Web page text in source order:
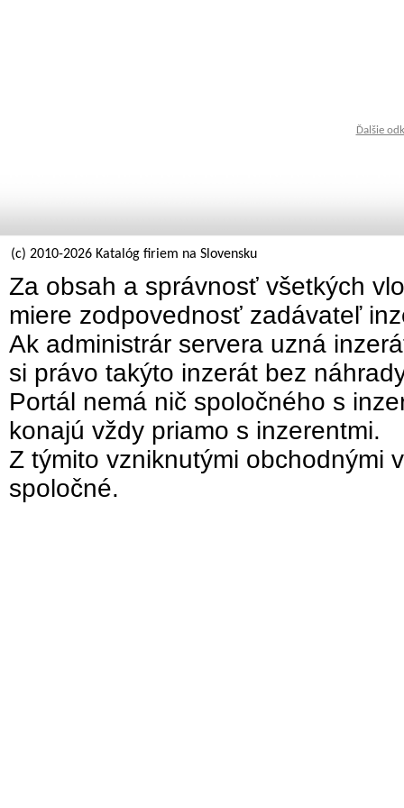
Ďalšie
(c) 2010-2026 Katalóg firiem na Slovensku
Za obsah a správnosť všetkých
miere zodpovednosť zadávateľ
Ak administrár servera uzná
si právo takýto inzerát bez
Portál nemá nič spoločného s
konajú vždy priamo s inzerentmi.
Z týmito vzniknutými obchodnými
spoločné.